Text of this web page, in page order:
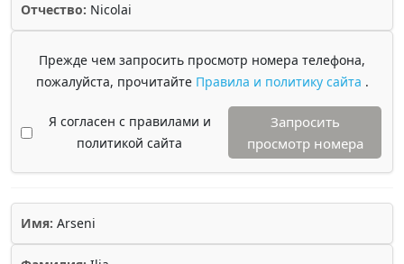
Отчество: Nicolai
Прежде чем запросить просмотр номера телефона,
пожалуйста, прочитайте Правила и политику сайта .
Я согласен с правилами и
политикой сайта
Запросить
просмотр номера
Имя: Arseni